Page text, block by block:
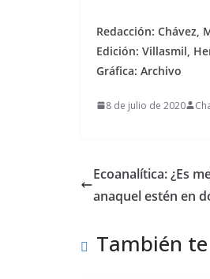
Redacción: Chávez,
Edición: Villasmil,
Gráfica: Archivo
8 de julio de 2020
Ecoanalítica: ¿Es
anaquel estén en
También